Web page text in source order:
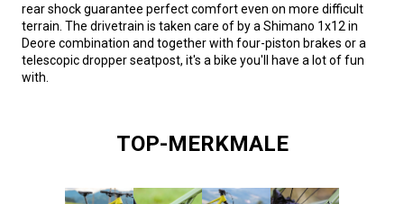
rear shock guarantee perfect comfort even on more difficult
terrain. The drivetrain is taken care of by a Shimano 1x12 in
Deore combination and together with four-piston brakes or a
telescopic dropper seatpost, it's a bike you'll have a lot of fun
with.
TOP-MERKMALE